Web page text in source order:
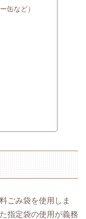
缶など）
ごみ袋を使用しま
指定袋の使用が義務